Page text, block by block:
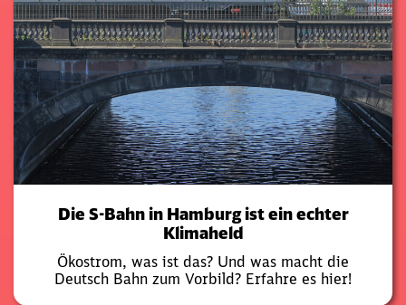
Die S-Bahn in Hamburg ist ein echter
Klimaheld
Ökostrom, was ist das? Und was macht die
Deutsch Bahn zum Vorbild? Erfahre es hier!